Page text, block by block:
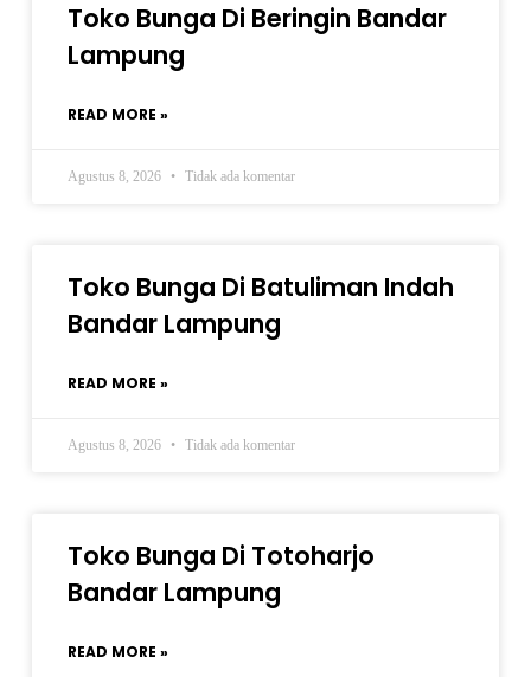
Toko Bunga Di Beringin Bandar
Lampung
READ MORE »
Agustus 8, 2026 Tidak ada komentar
Toko Bunga Di Batuliman Indah
Bandar Lampung
READ MORE »
Agustus 8, 2026 Tidak ada komentar
Toko Bunga Di Totoharjo
Bandar Lampung
READ MORE »